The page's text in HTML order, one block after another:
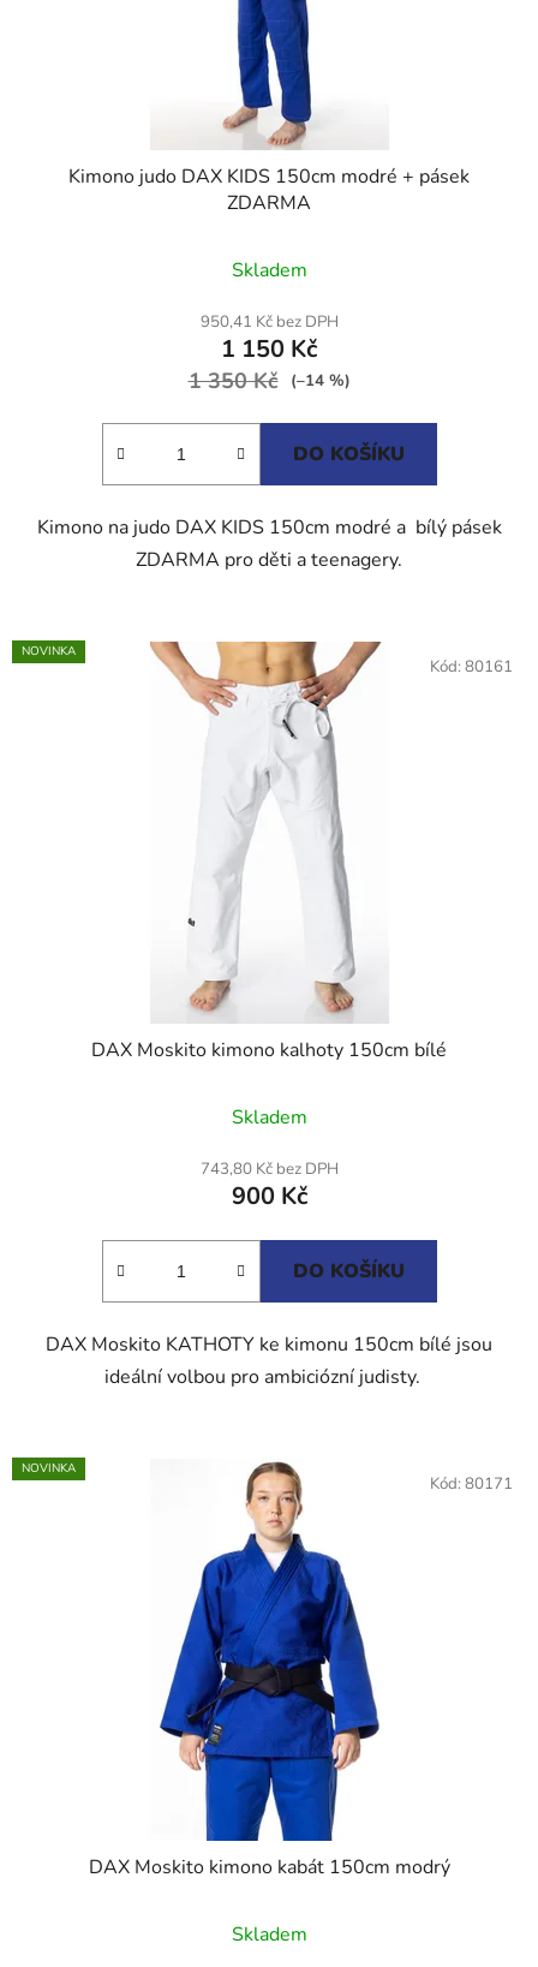
Kimono judo DAX KIDS 150cm modré + pásek
ZDARMA
hodnocení
produktu
je
4,3
Skladem
950,41 Kč bez DPH
1 150 Kč
1 350 Kč (–14 %)
DO KOŠÍKU
Kimono na judo DAX KIDS 150cm modré a bílý pásek
ZDARMA pro děti a teenagery.
NOVINKA
DAX Moskito kimono kalhoty 150cm bílé
Skladem
743,80 Kč bez DPH
900 Kč
DO KOŠÍKU
DAX Moskito KATHOTY ke kimonu 150cm bílé jsou
ideální volbou pro ambiciózní judisty.
Kód: 80161
NOVINKA
DAX Moskito kimono kabát 150cm modrý
Skladem
Kód: 80171